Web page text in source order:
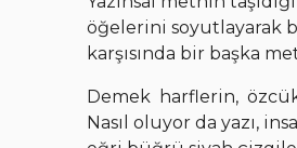
öğelerini soyutlayarak
karşısında bir başka
Demek harflerin,
Nasıl oluyor da yazı,